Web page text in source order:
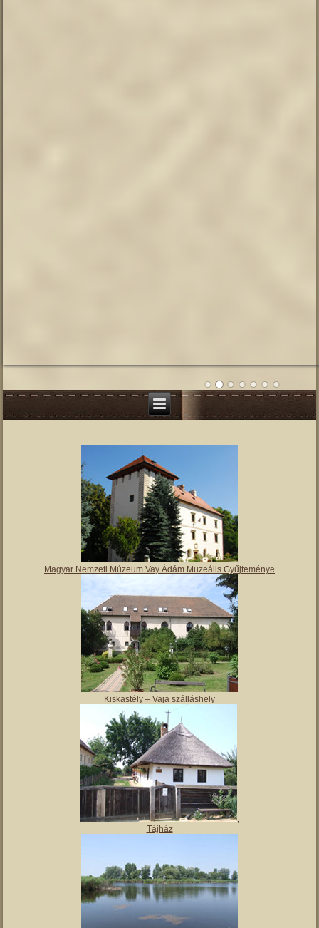
Magyar Nemzeti Múzeum Vay Ádám Muzeális Gyűjteménye
Kiskastély – Vaja szálláshely